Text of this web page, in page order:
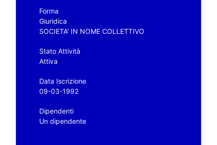
Forma
Giuridica
SOCIETA' IN NOME COLLETTIVO
Stato Attività
Attiva
Data Iscrizione
09-03-1992
Dipendenti
Un dipendente